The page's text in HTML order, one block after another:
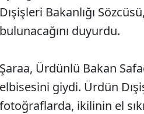
Dışişleri Bakanlığı
bulunacağını duyurdu.
Şaraa, Ürdünlü Bakan
elbisesini giydi. Ürdün
fotoğraflarda, ikilinin el